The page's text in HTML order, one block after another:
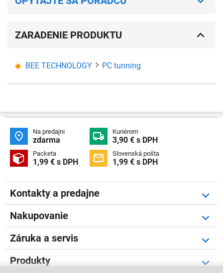
ZARADENIE PRODUKTU
BEE TECHNOLOGY PC tunning
 Na predajni
zdarma  Kuriérom
3,90 € s DPH
 Packeta
1,99 € s DPH  Slovenská pošta
1,99 € s DPH
Kontakty a predajne
Nakupovanie
Záruka a servis
Produkty